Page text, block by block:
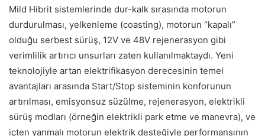
Mild Hibrit sistemlerinde dur-kalk sırasında motorun
durdurulması, yelkenleme (coasting), motorun “kapalı”
olduğu serbest sürüş, 12V ve 48V rejenerasyon gibi
verimlilik artırıcı unsurları zaten kullanılmaktaydı. Yeni
teknolojiyle artan elektrifikasyon derecesinin temel
avantajları arasında Start/Stop sisteminin konforunun
artırılması, emisyonsuz süzülme, rejenerasyon, elektrikli
sürüş modları (örneğin elektrikli park etme ve manevra), ve
içten yanmalı motorun elektrik desteğiyle performansının